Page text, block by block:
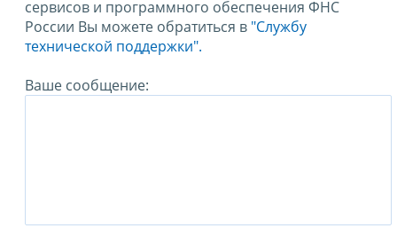
сервисов и программного обеспечения ФНС
России Вы можете обратиться в "Службу
технической поддержки".
Ваше сообщение: